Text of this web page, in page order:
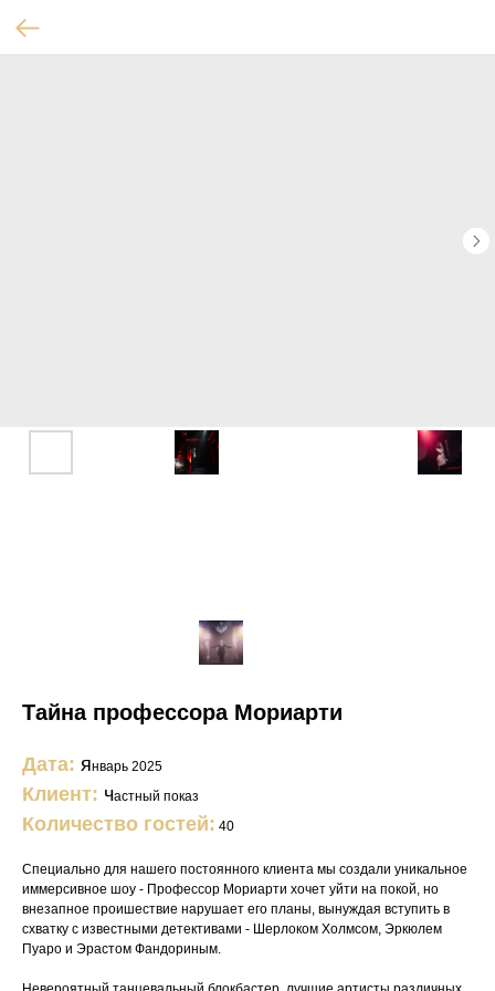
Тайна профессора Мориарти
Дата: январь 2025
Клиент: частный показ
Количество гостей: 40
Специально для нашего постоянного клиента мы создали уникальное
иммерсивное шоу - Профессор Мориарти хочет уйти на покой, но
внезапное проишествие нарушает его планы, вынуждая вступить в
схватку с известными детективами - Шерлоком Холмсом, Эркюлем
Пуаро и Эрастом Фандориным.